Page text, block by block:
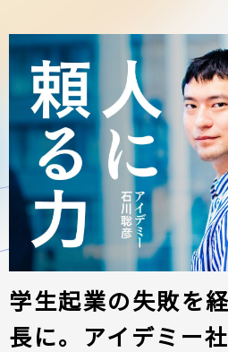
学生起業の失敗を
長に。アイデミー